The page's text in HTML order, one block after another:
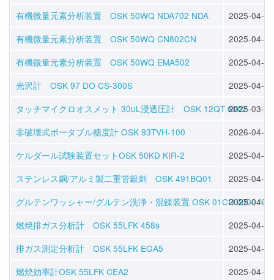
有機微量元素分析装置 OSK 50WQ NDA702 NDA
2025-04-11
有機微量元素分析装置 OSK 50WQ CN802CN
2025-04-11
有機微量元素分析装置 OSK 50WQ EMA502
2025-04-11
光沢計 OSK 97 DO CS-300S
2025-04-11
タッチマイクロオスメット 30uL浸透圧計 OSK 12QT 60022025-03-30
非破壊式ポータブル糖度計 OSK 93TVH-100
2026-04-22
ケルダール試験装置セットOSK 50KD KIR-2
2025-04-11
ステンレス鋼/アルミ製二重管穀刺 OSK 491BQ01
2025-04-04
グルテンワッシャー/グルテン洗浄・混錬装置 OSK 01CU 6000 /
2025-04-04
燃焼排ガス分析計 OSK 55LFK 458s
2025-04-08
排ガス測定分析計 OSK 55LFK EGA5
2025-04-08
燃焼効率計OSK 55LFK CEA2
2025-04-08